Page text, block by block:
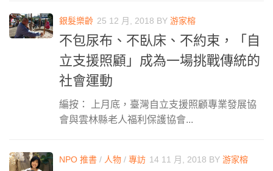
銀髮樂齡 25 12 月, 2018 BY 游家榕
不包尿布、不臥床、不約束，「自
立支援照顧」成為一場挑戰傳統的
社會運動
編按： 上月底，臺灣自立支援照顧專業發展協
會與雲林縣老人福利保護協會...
NPO 推書 / 人物 / 專訪 14 11 月, 2018 BY 游家榕